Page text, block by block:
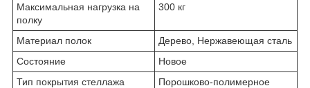
Максимальная нагрузка на
полку
300 кг
Материал полок
Дерево, Нержавеющая сталь
Состояние
Новое
Тип покрытия стеллажа
Порошково-полимерное